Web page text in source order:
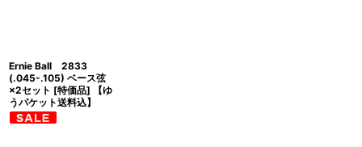
Ernie Ball 2833
(.045-.105) ベース弦
×2セット [特価品] 【ゆ
うパケット送料込】